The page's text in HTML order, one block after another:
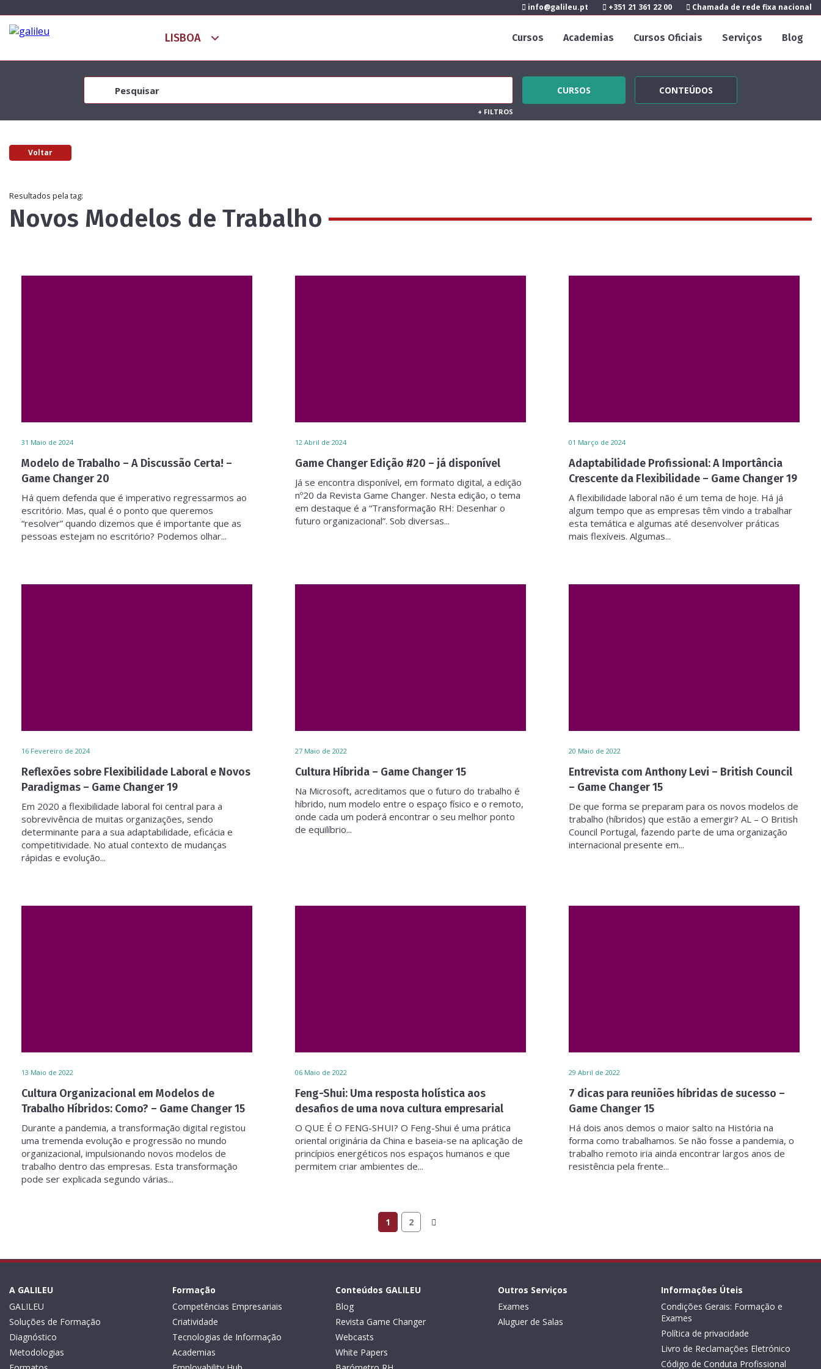
info@galileu.pt +351 21 361 22 00 Chamada de rede fixa nacional
Cursos Academias Cursos Oficiais Serviços Blog
CURSOS CONTEÚDOS
+ FILTROS
Voltar
Resultados pela tag:
Novos Modelos de Trabalho
31 Maio de 2024
Modelo de Trabalho – A Discussão Certa! –
Game Changer 20
Há quem defenda que é imperativo regressarmos ao
escritório. Mas, qual é o ponto que queremos
“resolver” quando dizemos que é importante que as
pessoas estejam no escritório? Podemos olhar...
12 Abril de 2024
Game Changer Edição #20 – já disponível
Já se encontra disponível, em formato digital, a edição
nº20 da Revista Game Changer. Nesta edição, o tema
em destaque é a “Transformação RH: Desenhar o
futuro organizacional”. Sob diversas...
01 Março de 2024
Adaptabilidade Profissional: A Importância
Crescente da Flexibilidade – Game Changer 19
A flexibilidade laboral não é um tema de hoje. Há já
algum tempo que as empresas têm vindo a trabalhar
esta temática e algumas até desenvolver práticas
mais flexíveis. Algumas...
16 Fevereiro de 2024
Reflexões sobre Flexibilidade Laboral e Novos
Paradigmas – Game Changer 19
Em 2020 a flexibilidade laboral foi central para a
sobrevivência de muitas organizações, sendo
determinante para a sua adaptabilidade, eficácia e
competitividade. No atual contexto de mudanças
rápidas e evolução...
27 Maio de 2022
Cultura Híbrida – Game Changer 15
Na Microsoft, acreditamos que o futuro do trabalho é
híbrido, num modelo entre o espaço físico e o remoto,
onde cada um poderá encontrar o seu melhor ponto
de equilíbrio...
20 Maio de 2022
Entrevista com Anthony Levi – British Council
– Game Changer 15
De que forma se preparam para os novos modelos de
trabalho (híbridos) que estão a emergir? AL – O British
Council Portugal, fazendo parte de uma organização
internacional presente em...
13 Maio de 2022
Cultura Organizacional em Modelos de
Trabalho Híbridos: Como? – Game Changer 15
Durante a pandemia, a transformação digital registou
uma tremenda evolução e progressão no mundo
organizacional, impulsionando novos modelos de
trabalho dentro das empresas. Esta transformação
pode ser explicada segundo várias...
06 Maio de 2022
Feng-Shui: Uma resposta holística aos
desafios de uma nova cultura empresarial
O QUE É O FENG-SHUI? O Feng-Shui é uma prática
oriental originária da China e baseia-se na aplicação de
princípios energéticos nos espaços humanos e que
permitem criar ambientes de...
29 Abril de 2022
7 dicas para reuniões híbridas de sucesso –
Game Changer 15
Há dois anos demos o maior salto na História na
forma como trabalhamos. Se não fosse a pandemia, o
trabalho remoto iria ainda encontrar largos anos de
resistência pela frente...
1 2
A GALILEU
GALILEU
Soluções de Formação
Diagnóstico
Metodologias
Formação
Competências Empresariais
Criatividade
Tecnologias de Informação
Academias
Conteúdos GALILEU
Blog
Revista Game Changer
Webcasts
White Papers
Outros Serviços
Exames
Aluguer de Salas
Informações Úteis
Condições Gerais: Formação e
Exames
Política de privacidade
Livro de Reclamações Eletrónico
Código de Conduta Profissional